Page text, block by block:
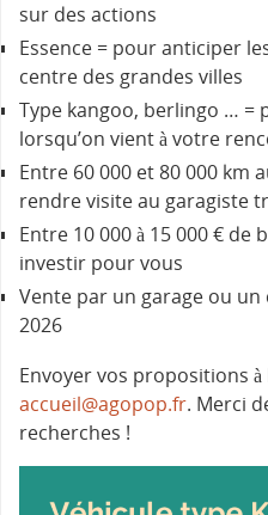
sur des actions
Essence = pour anticiper
centre des grandes villes
Type kangoo, berlingo … =
lorsqu’on vient à votre
Entre 60 000 et 80 000 km
rendre visite au garagiste
Entre 10 000 à 15 000 €
investir pour vous
Vente par un garage ou un
2026
Envoyer vos propositions
accueil@agopop.fr. Merci
recherches !